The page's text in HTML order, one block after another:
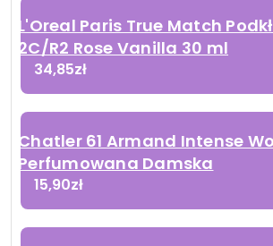
L'Oreal Paris True Match
2C/R2 Rose Vanilla 30 ml
34,85zł
Chatler 61 Armand Intense
Perfumowana Damska
15,90zł